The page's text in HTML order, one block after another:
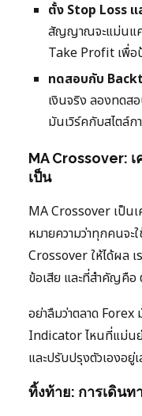
ตั้ง Stop Loss
สัญญาณจะแม่นแค่
Take Profit เพื่อ
ทดสอบกับ
เงินจริง ลองทด
มันเวิร์คกับสไตล์ก
MA Crossover:
เป็น
MA Crossover เป็น
หมายความว่าทุกคนจะ
Crossover ให้ได้ผล
ข้อเสีย และที่สำคัญคือ
อย่าลืมว่าตลาด
Indicator ไหนที่แม่น
และปรับปรุงตัวเองอยู่
ทิ้งท้าย: การเดินท